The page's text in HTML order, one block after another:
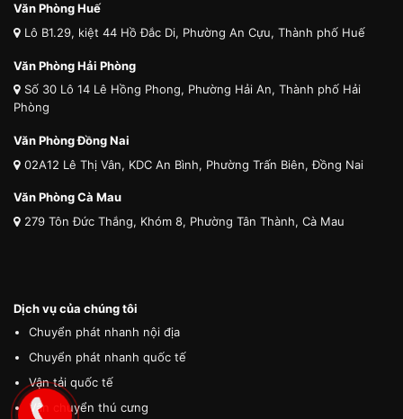
Văn Phòng Huế
Lô B1.29, kiệt 44 Hồ Đắc Di, Phường An Cựu, Thành phố Huế
Văn Phòng Hải Phòng
Số 30 Lô 14 Lê Hồng Phong, Phường Hải An, Thành phố Hải
Phòng
Văn Phòng Đồng Nai
02A12 Lê Thị Vân, KDC An Bình, Phường Trấn Biên, Đồng Nai
Văn Phòng Cà Mau
279 Tôn Đức Thắng, Khóm 8, Phường Tân Thành, Cà Mau
Dịch vụ của chúng tôi
Chuyển phát nhanh nội địa
Chuyển phát nhanh quốc tế
Vận tải quốc tế
Vận chuyển thú cưng